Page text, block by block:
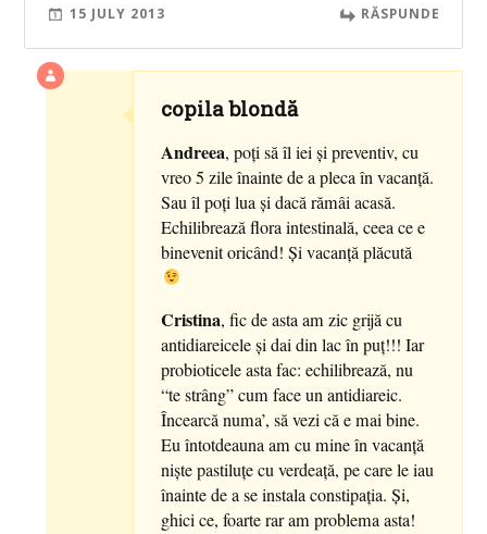
15 JULY 2013 RĂSPUNDE
copila blondă
Andreea, poţi să îl iei şi preventiv, cu
vreo 5 zile înainte de a pleca în vacanţă.
Sau îl poţi lua şi dacă rămâi acasă.
Echilibrează flora intestinală, ceea ce e
binevenit oricând! Şi vacanţă plăcută
Cristina, fic de asta am zic grijă cu
antidiareicele şi dai din lac în puţ!!! Iar
probioticele asta fac: echilibrează, nu
“te strâng” cum face un antidiareic.
Încearcă numa’, să vezi că e mai bine.
Eu întotdeauna am cu mine în vacanţă
nişte pastiluţe cu verdeaţă, pe care le iau
înainte de a se instala constipaţia. Şi,
ghici ce, foarte rar am problema asta!